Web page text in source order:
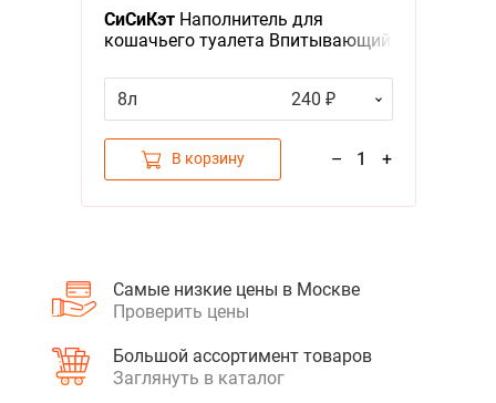
СиСиКэтНаполнитель для
кошачьего туалета Впитывающий
8л
240 ₽
В корзину – 1 +
Самые низкие цены в Москве
Проверить цены
Большой ассортимент товаров
Заглянуть в каталог